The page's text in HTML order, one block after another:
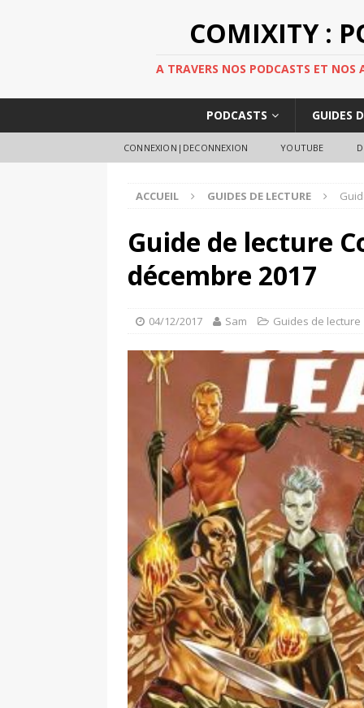
COMIXITY :
A TRAVERS NOS PODCASTS ET NOS
PODCASTS GUIDES
CONNEXION|DECONNEXION YOUTUBE
ACCUEIL GUIDES DE LECTURE
Guide de lecture
décembre 2017
04/12/2017 Sam Guides de lecture